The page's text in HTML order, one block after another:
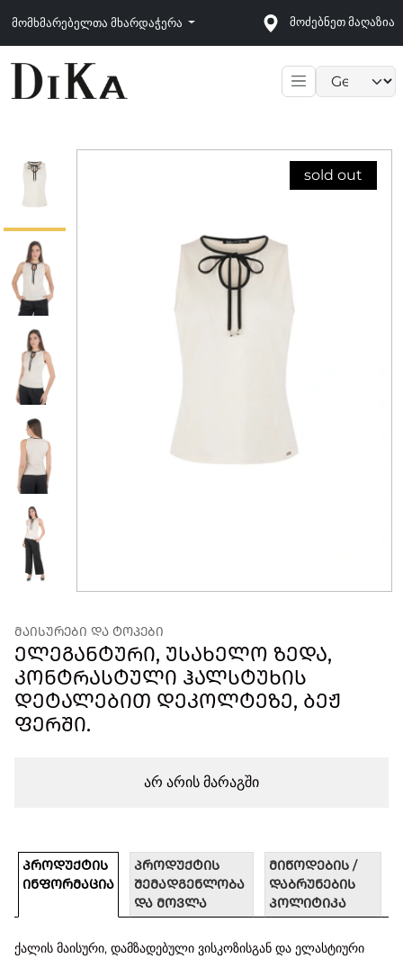
მომხმარებელთა მხარდაჭერა მოძებნეთ მაღაზია
sold out
ᲛᲐᲘᲡᲣᲠᲔᲑᲘ ᲓᲐ ᲢᲝᲞᲔᲑᲘ
ᲔᲚᲔᲒᲐᲜᲢᲣᲠᲘ, ᲣᲡᲐᲮᲔᲚᲝ ᲖᲔᲓᲐ,
ᲙᲝᲜᲢᲠᲐᲡᲢᲣᲚᲘ ᲰᲐᲚᲡᲢᲣᲮᲘᲡ
ᲓᲔᲢᲐᲚᲔᲑᲘᲗ ᲓᲔᲙᲝᲚᲢᲔᲖᲔ, ᲑᲔᲟ
ᲤᲔᲠᲨᲘ.
არ არის მარაგში
ᲞᲠᲝᲓᲣᲥᲢᲘᲡ
ᲘᲜᲤᲝᲠᲛᲐᲪᲘᲐ
ᲞᲠᲝᲓᲣᲥᲢᲘᲡ
ᲨᲔᲛᲐᲓᲒᲔᲜᲚᲝᲑᲐ
ᲓᲐ ᲛᲝᲕᲚᲐ
ᲛᲘᲬᲝᲓᲔᲑᲘᲡ /
ᲓᲐᲑᲠᲣᲜᲔᲑᲘᲡ
ᲞᲝᲚᲘᲢᲘᲙᲐ
ქალის მაისური, დამზადებული ვისკოზისგან და ელასტიური